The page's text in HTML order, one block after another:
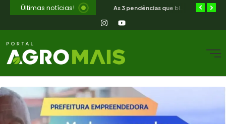
Últimas notícias!